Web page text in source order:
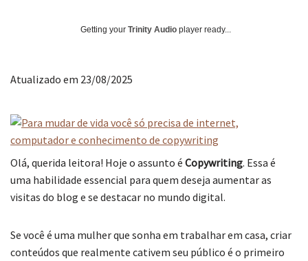
Getting your Trinity Audio player ready...
Atualizado em 23/08/2025
Olá, querida leitora! Hoje o assunto é Copywriting. Essa é
uma habilidade essencial para quem deseja aumentar as
visitas do blog e se destacar no mundo digital.
Se você é uma mulher que sonha em trabalhar em casa, criar
conteúdos que realmente cativem seu público é o primeiro